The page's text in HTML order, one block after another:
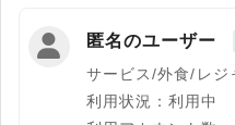
匿名のユーザー
サービス/外食/レジ
利用状況：利用中